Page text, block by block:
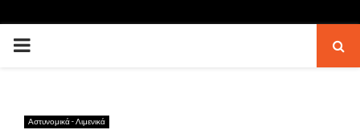
PRIMARY
Αστυνομικά - Λιμενικά